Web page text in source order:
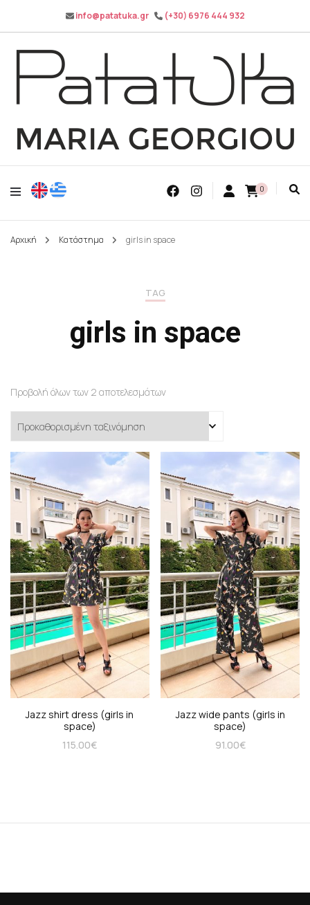
info@patatuka.gr (+30) 6976 444 932
Patatuka
Maria Georgiou
0
Αρχική Κατάστημα girls in space
TAG
girls in space
Προβολή όλων των 2 αποτελεσμάτων
Jazz shirt dress (girls in
space)
115.00€
Jazz wide pants (girls in
space)
91.00€